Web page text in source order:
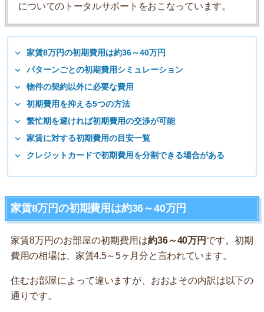
についてのトータルサポートをおこなっています。
家賃8万円の初期費用は約36～40万円
パターンごとの初期費用シミュレーション
物件の契約以外に必要な費用
初期費用を抑える5つの方法
繁忙期を避ければ初期費用の交渉が可能
家賃に対する初期費用の目安一覧
クレジットカードで初期費用を分割できる場合がある
家賃8万円の初期費用は約36～40万円
家賃8万円のお部屋の初期費用は約36～40万円 です。初期
費用の相場は、家賃4.5～5ヶ月分と言われています。
住むお部屋によって違いますが、おおよその内訳は以下の
通りです。